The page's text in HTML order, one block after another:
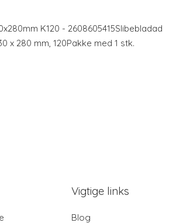
K120 - 2608605415Slibebladad
x 280 mm, 120Pakke med 1 stk.
Vigtige links
Blog